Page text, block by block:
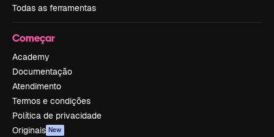
Todas as ferramentas
Começar
Academy
Documentação
Atendimento
Termos e condições
Política de privacidade
Originais New